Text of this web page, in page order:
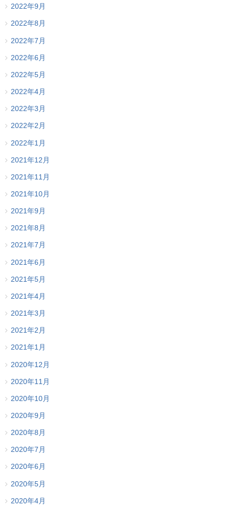
2022年9月
2022年8月
2022年7月
2022年6月
2022年5月
2022年4月
2022年3月
2022年2月
2022年1月
2021年12月
2021年11月
2021年10月
2021年9月
2021年8月
2021年7月
2021年6月
2021年5月
2021年4月
2021年3月
2021年2月
2021年1月
2020年12月
2020年11月
2020年10月
2020年9月
2020年8月
2020年7月
2020年6月
2020年5月
2020年4月